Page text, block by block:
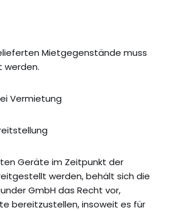
Mietgegenstände muss
Vermietung
Geräte im Zeitpunkt der
werden, behält sich die
GmbH das Recht vor,
bereitzustellen, insoweit es für